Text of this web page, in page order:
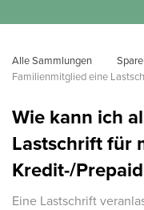
Alle Sammlungen
Familienmitglied eine
Wie kann ich
Lastschrift für
Kredit-/
Eine Lastschrift